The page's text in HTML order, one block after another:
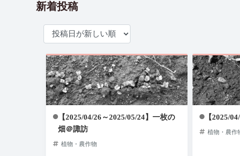
新着投稿
【2025/04/26～2025/05/24】一枚の
畑＠諏訪
植物・農作物
【2025/
植物・農作